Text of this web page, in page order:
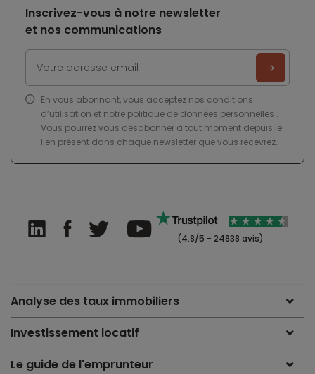
Inscrivez-vous à notre newsletter
et nos communications
En vous abonnant, vous acceptez nos conditions
d’utilisation et notre politique de données personnelles .
Vous pourrez vous désabonner à tout moment depuis le
lien présent dans chaque newsletter que vous recevrez.
(4.8/5 - 24838 avis)
Analyse des taux immobiliers
Investissement locatif
Le guide de l'emprunteur